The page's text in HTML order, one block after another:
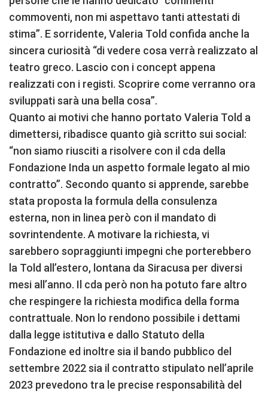
commoventi, non mi aspettavo tanti attestati di
stima”. E sorridente, Valeria Told confida anche la
sincera curiosità “di vedere cosa verrà realizzato al
teatro greco. Lascio con i concept appena
realizzati con i registi. Scoprire come verranno ora
sviluppati sarà una bella cosa”.
Quanto ai motivi che hanno portato Valeria Told a
dimettersi, ribadisce quanto già scritto sui social:
“non siamo riusciti a risolvere con il cda della
Fondazione Inda un aspetto formale legato al mio
contratto”. Secondo quanto si apprende, sarebbe
stata proposta la formula della consulenza
esterna, non in linea però con il mandato di
sovrintendente. A motivare la richiesta, vi
sarebbero sopraggiunti impegni che porterebbero
la Told all’estero, lontana da Siracusa per diversi
mesi all’anno. Il cda però non ha potuto fare altro
che respingere la richiesta modifica della forma
contrattuale. Non lo rendono possibile i dettami
dalla legge istitutiva e dallo Statuto della
Fondazione ed inoltre sia il bando pubblico del
settembre 2022 sia il contratto stipulato nell’aprile
2023 prevedono tra le precise responsabilità del